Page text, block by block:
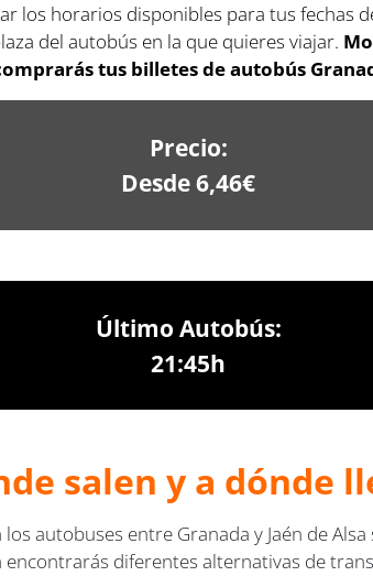
los horarios disponibles para tus fechas
del autobús en la que quieres viajar.
tus billetes de autobús
Precio:
Desde 6,46€
Último Autobús:
21:45h
salen y a dónde
autobuses entre Granada y Jaén de Alsa
encontrarás diferentes alternativas de